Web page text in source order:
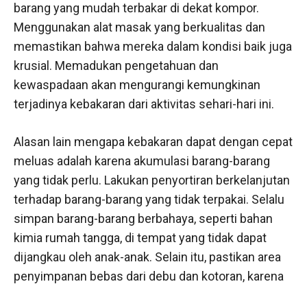
barang yang mudah terbakar di dekat kompor.
Menggunakan alat masak yang berkualitas dan
memastikan bahwa mereka dalam kondisi baik juga
krusial. Memadukan pengetahuan dan
kewaspadaan akan mengurangi kemungkinan
terjadinya kebakaran dari aktivitas sehari-hari ini.
Alasan lain mengapa kebakaran dapat dengan cepat
meluas adalah karena akumulasi barang-barang
yang tidak perlu. Lakukan penyortiran berkelanjutan
terhadap barang-barang yang tidak terpakai. Selalu
simpan barang-barang berbahaya, seperti bahan
kimia rumah tangga, di tempat yang tidak dapat
dijangkau oleh anak-anak. Selain itu, pastikan area
penyimpanan bebas dari debu dan kotoran, karena